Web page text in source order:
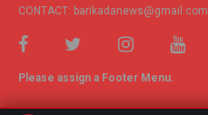
CONTACT: barikadanews@gmail.com
Please assign a Footer Menu.